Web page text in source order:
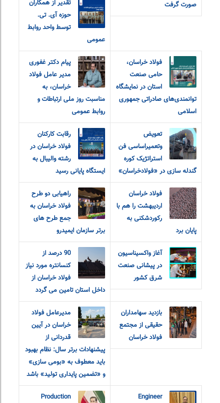
صورت گرفت
تقدیر از همکاران
حوزه آی. تی.
توسط واحد روابط
عمومی
فولاد خراسان،
حامی صنعت
استان در نمایشگاه
توانمندی‌های صادراتی جمهوری
اسلامی
پیام دکتر غفوری
مدیر عامل فولاد
خراسان، به
مناسبت روز ملی ارتباطات و
روابط عمومی
تعویض
وتعمیراساسی فن
استراتژیک کوره
گندله سازی در «فولادخراسان»
رقابت کارکنان
فولاد خراسان در
رشته والیبال به
ایستگاه پایانی رسید
فولاد خراسان
اردیبهشت را هم با
رکوردشکنی به
پایان برد
راهیابی دو طرح
فولاد خراسان به
جمع طرح های
برتر سازمان ایمیدرو
آغاز واکسیناسیون
در پیشانی صنعت
شرق کشور
90 درصد از
کنسانتره مورد نیاز
فولاد خراسان از
داخل استان تامین می گردد
بازدید سهامداران
حقیقی از مجتمع
فولاد خراسان
مدیرعامل فولاد
خراسان در آیین
قدردانی از
پیشنهادات برتر سال: نظام بهبود
باید معطوف به «بومی سازی»
و «تضمین پایداری تولید» باشد
Engineer
Production